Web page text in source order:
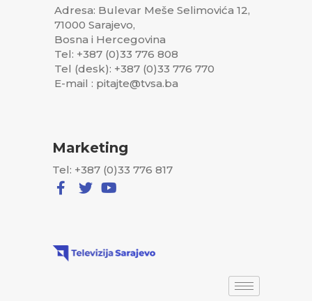
Adresa: Bulevar Meše Selimovića 12,
71000 Sarajevo,
Bosna i Hercegovina
Tel: +387 (0)33 776 808
Tel (desk): +387 (0)33 776 770
E-mail : pitajte@tvsa.ba
Marketing
Tel: +387 (0)33 776 817